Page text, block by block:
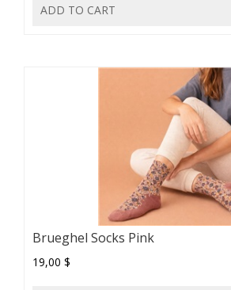
ADD TO CART
Brueghel Socks Pink
19,00 $